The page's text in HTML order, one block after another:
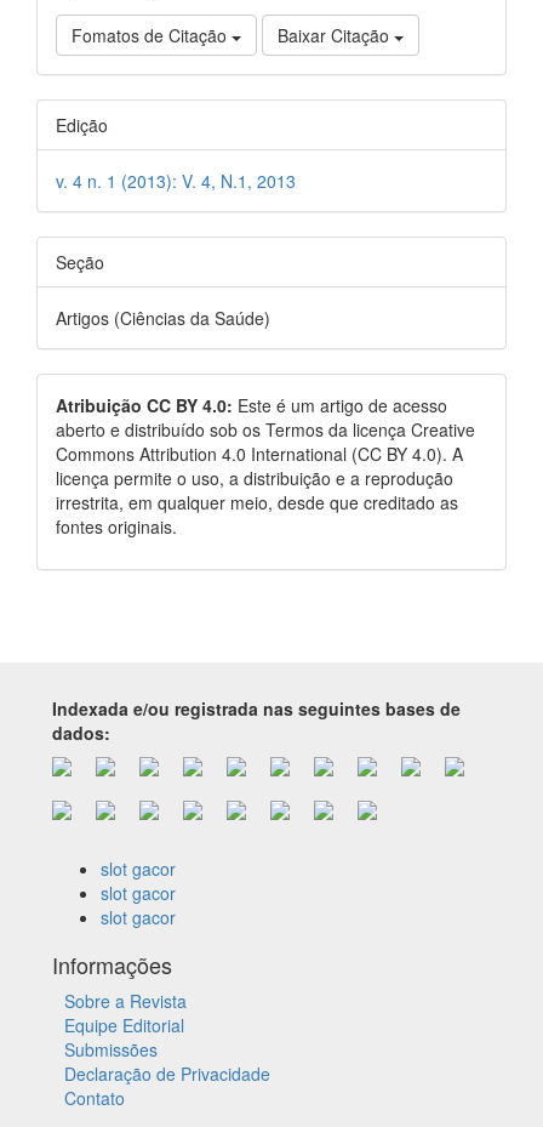
Fomatos de Citação Baixar Citação
Edição
v. 4 n. 1 (2013): V. 4, N.1, 2013
Seção
Artigos (Ciências da Saúde)
Atribuição CC BY 4.0: Este é um artigo de acesso
aberto e distribuído sob os Termos da licença Creative
Commons Attribution 4.0 International (CC BY 4.0). A
licença permite o uso, a distribuição e a reprodução
irrestrita, em qualquer meio, desde que creditado as
fontes originais.
Indexada e/ou registrada nas seguintes bases de
dados:
slot gacor
slot gacor
slot gacor
Informações
Sobre a Revista
Equipe Editorial
Submissões
Declaração de Privacidade
Contato